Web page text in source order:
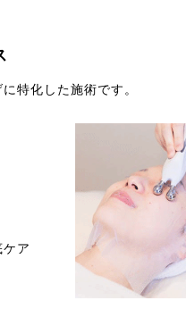
特化した施術です。
ア